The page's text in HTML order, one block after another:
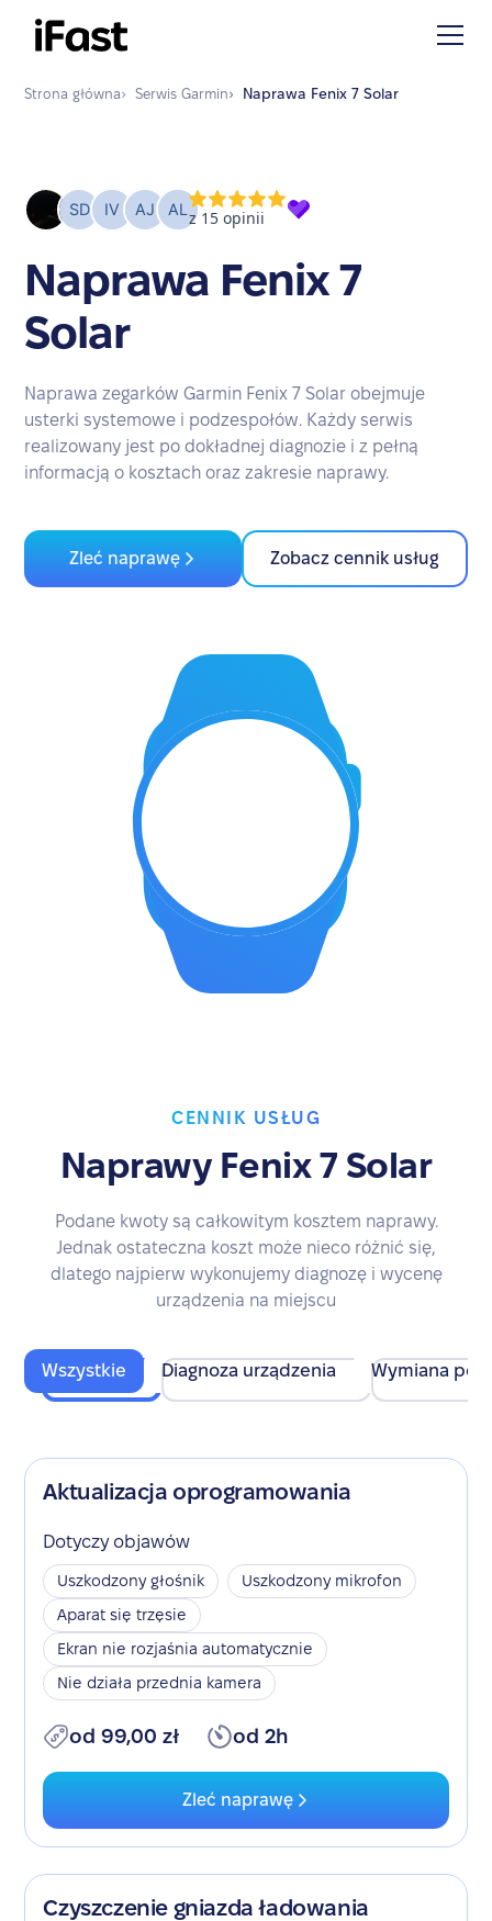
Strona główna› Serwis Garmin› Naprawa Fenix 7 Solar
Naprawa Fenix 7
Solar
Naprawa zegarków Garmin Fenix 7 Solar obejmuje
usterki systemowe i podzespołów. Każdy serwis
realizowany jest po dokładnej diagnozie i z pełną
informacją o kosztach oraz zakresie naprawy.
Zleć naprawę Zobacz cennik usług
CENNIK USŁUG
Naprawy Fenix 7 Solar
Podane kwoty są całkowitym kosztem naprawy.
Jednak ostateczna koszt może nieco różnić się,
dlatego najpierw wykonujemy diagnozę i wycenę
urządzenia na miejscu
Wszystkie Diagnoza urządzenia Wymiana
Aktualizacja oprogramowania
Dotyczy objawów
Uszkodzony głośnik
Uszkodzony mikrofon
Aparat się trzęsie
Ekran nie rozjaśnia automatycznie
Nie działa przednia kamera
od 99,00 zł od 2h
Zleć naprawę
Czyszczenie gniazda ładowania